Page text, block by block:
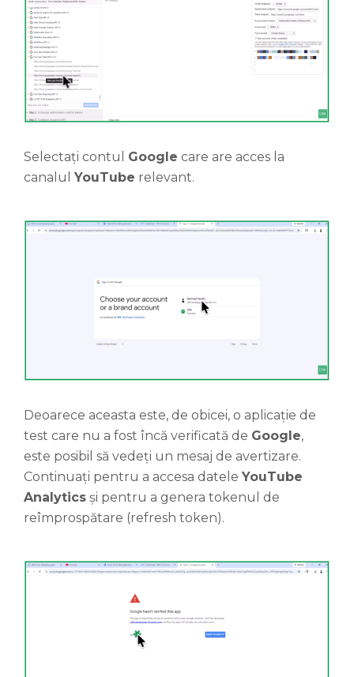
Selectați contul Google care are acces la
canalul YouTube relevant.
Deoarece aceasta este, de obicei, o aplicație de
test care nu a fost încă verificată de Google,
este posibil să vedeți un mesaj de avertizare.
Continuați pentru a accesa datele YouTube
Analytics și pentru a genera tokenul de
reîmprospătare (refresh token).